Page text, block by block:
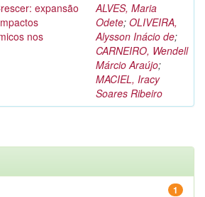
expansão
nos
ALVES, Maria
Odete; OLIVEIRA,
Alysson Inácio de;
CARNEIRO, Wendell
Márcio Araújo;
MACIEL, Iracy
Soares Ribeiro
1